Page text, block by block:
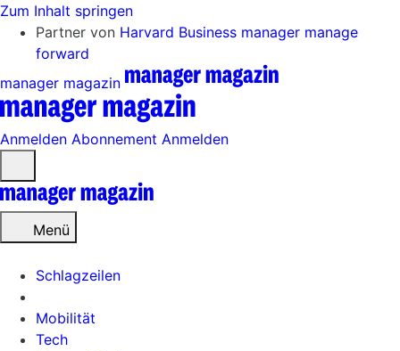
Zum Inhalt springen
Partner von Harvard Business manager manage
forward
manager magazin
Anmelden Abonnement Anmelden
öffnen
Menü
Schlagzeilen
Mobilität
Tech